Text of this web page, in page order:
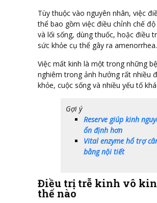
Tùy thuộc vào nguyên nhân, việc
thể bao gồm việc điều chỉnh chế
và lối sống, dùng thuốc, hoặc điều
sức khỏe cụ thể gây ra amenorrhea.
Việc mất kinh là một trong những
nghiêm trong ảnh hưởng rất nhiều
khỏe, cuộc sống và nhiều yếu tố
Gợi ý
Reserve giúp kinh
ổn định hơn
Vital enzyme hổ trợ
bằng nội tiết
Điều trị trễ kinh vô
thế nào